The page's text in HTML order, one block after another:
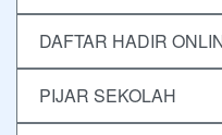
DAFTAR HADIR
PIJAR SEKOLAH